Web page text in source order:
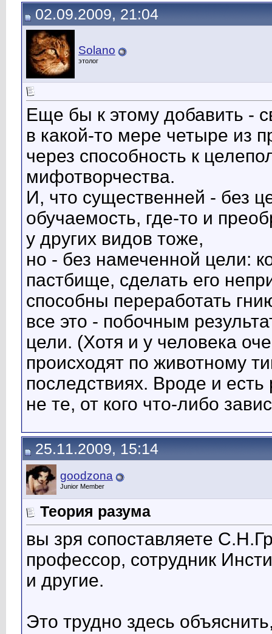
02.09.2009, 21:04
Solano
этолог
Еще бы к этому добавить -
в какой-то мере четыре из
через способность к
мифотворчества.
И, что существенней - без
обучаемость, где-то и
у других видов тоже,
но - без намеченной цели:
пастбище, сделать его
способны переработать
все это - побочным
цели. (Хотя и у человека
происходят по животному
последствиях. Вроде и
не те, от кого что-либо
25.11.2009, 15:14
goodzona
Junior Member
Теория разума
вы зря сопоставляете
профессор, сотрудник
и другие.
Это трудно здесь